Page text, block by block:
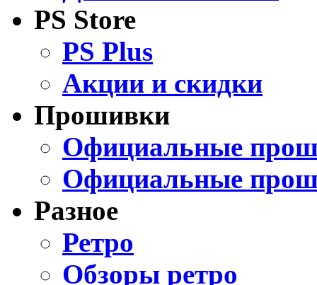
PS Store
PS Plus
Акции и скидки
Прошивки
Официальные
Официальные
Разное
Ретро
Обзоры ретро